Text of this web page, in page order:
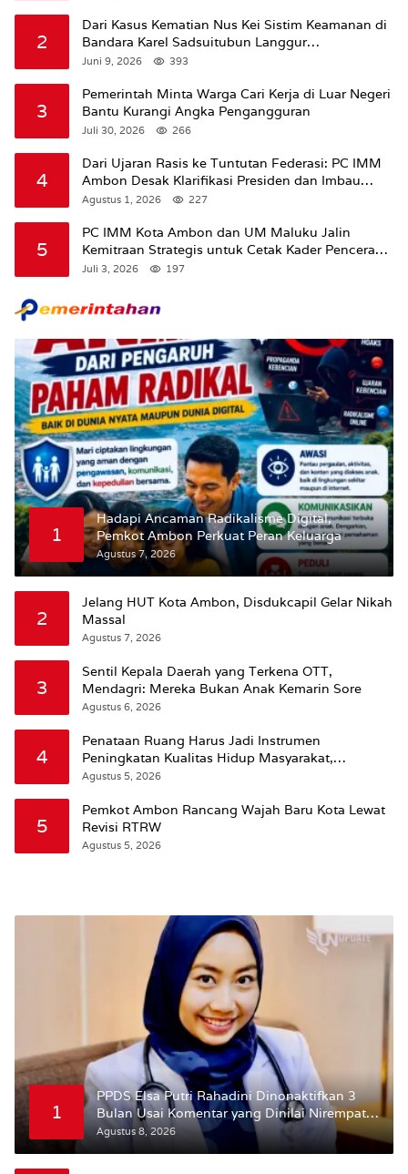
2
Dari Kasus Kematian Nus Kei Sistim Keamanan di
Bandara Karel Sadsuitubun Langgur
Dipertanyakan
Juni 9, 2026 393
3
Pemerintah Minta Warga Cari Kerja di Luar Negeri
Bantu Kurangi Angka Pengangguran
Juli 30, 2026 266
4
Dari Ujaran Rasis ke Tuntutan Federasi: PC IMM
Ambon Desak Klarifikasi Presiden dan Imbau
Tunda Pengibaran Bendera Merah Putih Di
Agustus 1, 2026 227
5
PC IMM Kota Ambon dan UM Maluku Jalin
Kemitraan Strategis untuk Cetak Kader Pencerah
Bangsa “Membangun Peradaban dari Kampus”
Juli 3, 2026 197
1
Hadapi Ancaman Radikalisme Digital,
Pemkot Ambon Perkuat Peran Keluarga
Agustus 7, 2026
2
Jelang HUT Kota Ambon, Disdukcapil Gelar Nikah
Massal
Agustus 7, 2026
3
Sentil Kepala Daerah yang Terkena OTT,
Mendagri: Mereka Bukan Anak Kemarin Sore
Agustus 6, 2026
4
Penataan Ruang Harus Jadi Instrumen
Peningkatan Kualitas Hidup Masyarakat,
Wattimena: Revisi RT-RW Ditetapkan Pemkot
Agustus 5, 2026
5
Pemkot Ambon Rancang Wajah Baru Kota Lewat
Revisi RTRW
Agustus 5, 2026
1
PPDS Elsa Putri Rahadini Dinonaktifkan 3
Bulan Usai Komentar yang Dinilai Nirempati
ke Pasien BPJS
Agustus 8, 2026